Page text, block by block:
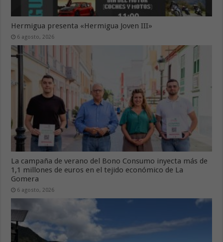
Hermigua presenta «Hermigua Joven III»
6 agosto, 2026
La campaña de verano del Bono Consumo inyecta más de
1,1 millones de euros en el tejido económico de La
Gomera
6 agosto, 2026